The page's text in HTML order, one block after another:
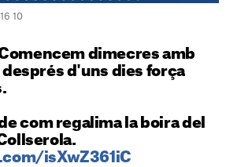
10
dimecres amb
d'uns dies força
com regalima la boira del
isXwZ361iC